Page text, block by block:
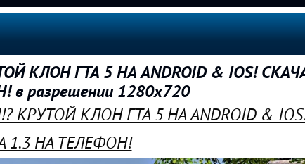
КЛОН ГТА 5 НА ANDROID & IOS!
в разрешении 1280x720
КЛОН ГТА 5 НА ANDROID &
1.3 НА ТЕЛЕФОН!